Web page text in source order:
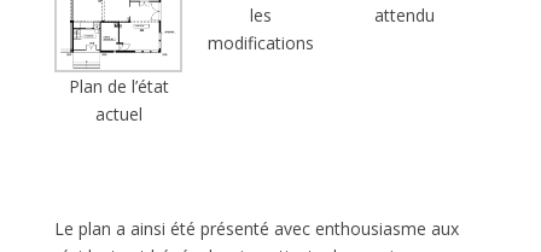
Plan de l’état
actuel
les
modifications
attendu
Le plan a ainsi été présenté avec enthousiasme aux